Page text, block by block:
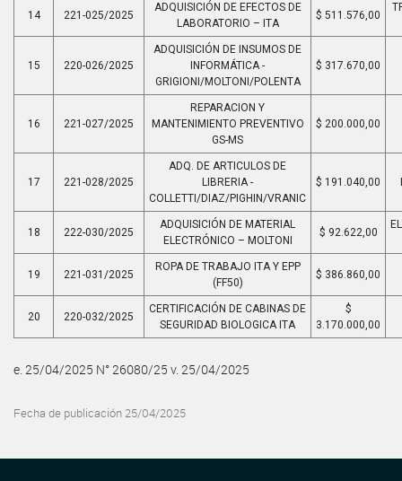
14 221-025/2025
ADQUISICIÓN DE EFECTOS DE
LABORATORIO – ITA
$ 511.576,00
15 220-026/2025
ADQUISICIÓN DE INSUMOS DE
INFORMÁTICA -
GRIGIONI/MOLTONI/POLENTA
$ 317.670,00
16 221-027/2025
REPARACION Y
MANTENIMIENTO PREVENTIVO
GS-MS
$ 200.000,00
17 221-028/2025
ADQ. DE ARTICULOS DE
LIBRERIA -
COLLETTI/DIAZ/PIGHIN/VRANIC
$ 191.040,00
18 222-030/2025
ADQUISICIÓN DE MATERIAL
ELECTRÓNICO – MOLTONI
$ 92.622,00
19 221-031/2025
ROPA DE TRABAJO ITA Y EPP
(FF50)
$ 386.860,00
20 220-032/2025
CERTIFICACIÓN DE CABINAS DE
SEGURIDAD BIOLOGICA ITA
$
3.170.000,00
e. 25/04/2025 N° 26080/25 v. 25/04/2025
Fecha de publicación 25/04/2025